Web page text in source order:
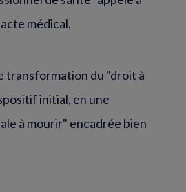
médical.
transformation du "droit à
initial, en une
à mourir" encadrée bien